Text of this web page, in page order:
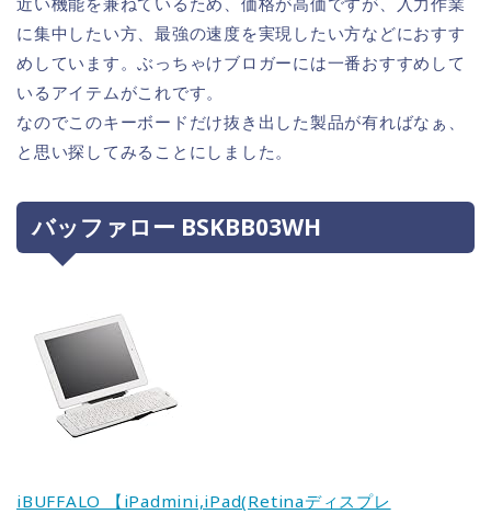
に集中したい方、最強の速度を実現したい方などにおすす
めしています。ぶっちゃけブロガーには一番おすすめして
いるアイテムがこれです。
なのでこのキーボードだけ抜き出した製品が有ればなぁ、
と思い探してみることにしました。
バッファロー BSKBB03WH
iBUFFALO 【iPadmini,iPad(Retinaディスプレ